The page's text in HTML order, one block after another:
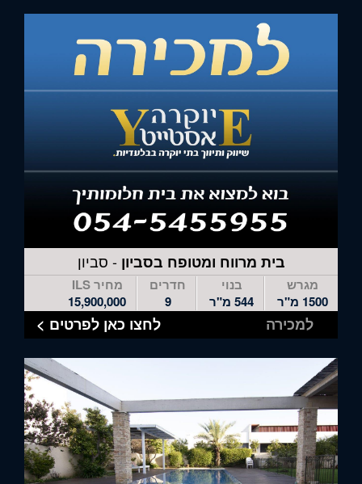
בית מרווח ומטופח בסביון- סביון
מגרש
1500 מ"ר
בנוי
544 מ"ר
חדרים
9
מחיר ILS
15,900,000
למכירה לחצו כאן לפרטים >